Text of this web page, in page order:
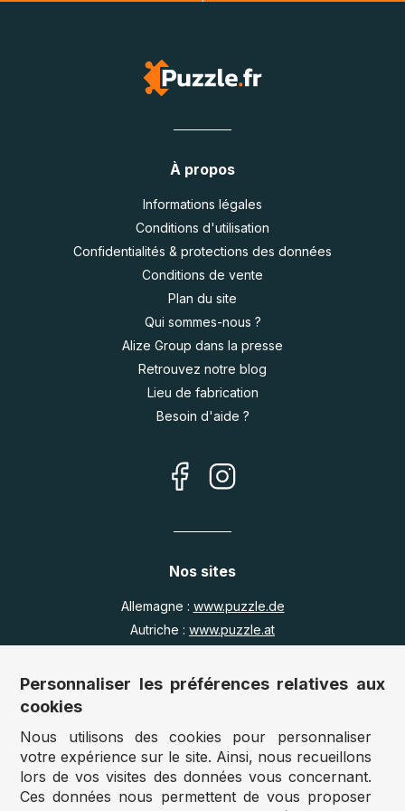
À propos
Informations légales
Conditions d'utilisation
Confidentialités & protections des données
Conditions de vente
Plan du site
Qui sommes-nous ?
Alize Group dans la presse
Retrouvez notre blog
Lieu de fabrication
Besoin d'aide ?
Nos sites
Allemagne : www.puzzle.de
Autriche : www.puzzle.at
Royaume Uni :
www.jigsawpuzzle.co.uk
Accès revendeurs / détaillants
Vous avez un magasin ?
Vous souhaitez accéder à nos prix revendeurs ?
Personnaliser les préférences relatives aux
cookies
Nous utilisons des cookies pour personnaliser
votre expérience sur le site. Ainsi, nous recueillons
lors de vos visites des données vous concernant.
Ces données nous permettent de vous proposer